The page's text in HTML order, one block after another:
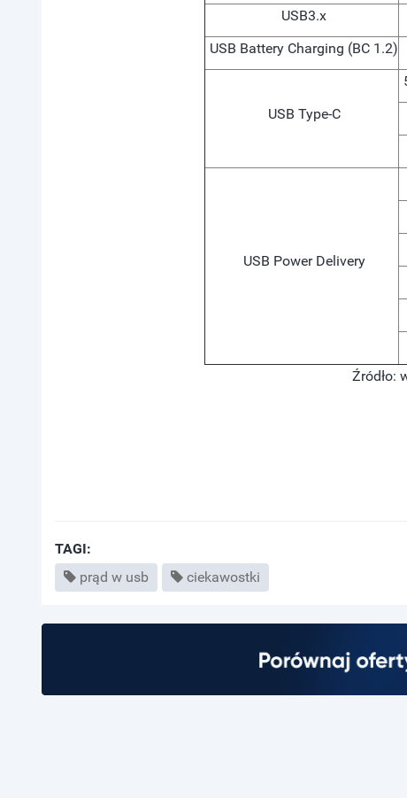
USB3.x
USB Battery Charging (BC 1.2)
USB Type-C
USB Power Delivery
Źródło:
TAGI:
prąd w usb
ciekawostki